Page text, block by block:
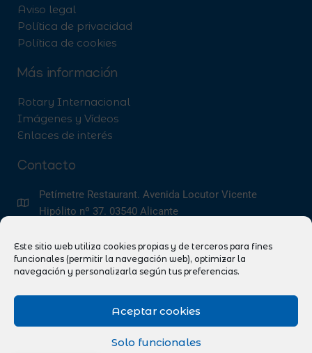
Este sitio web utiliza cookies propias y de terceros para fines
funcionales (permitir la navegación web), optimizar la
navegación y personalizarla según tus preferencias.
Aceptar cookies
Solo funcionales
Aviso legal
Política de privacidad
Política de cookies
Más información
Rotary Internacional
Imágenes y Vídeos
Enlaces de interés
Contacto
Petímetre Restaurant. Avenida Locutor Vicente
Hipólito nº 37. 03540 Alicante
Participa: Ayúdanos a ayudar
"Son muy pocos los que no reconocen las
buenas obras que realizan los clubes
rotarios de todo el mundo libre"